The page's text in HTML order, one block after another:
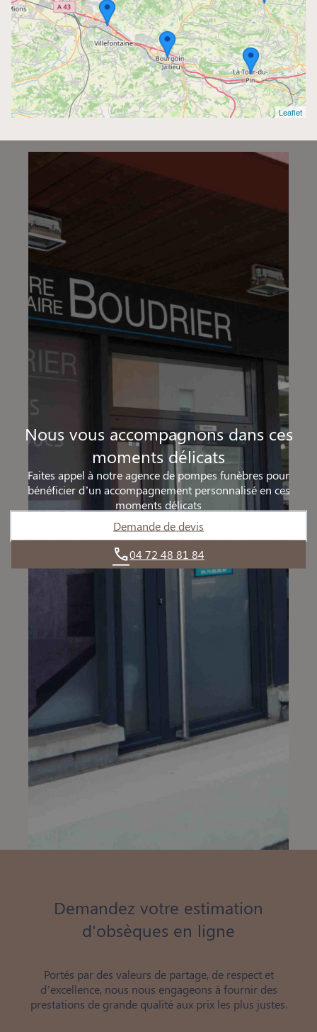
4.8/5(98 avis)
04 81 61 04 20
695, Rue de la République - 38290 - La Verpillière
Centre Funéraire Boudrier - Bourgoin-Jallieu
4.6/5(442 avis)
04 74 28 22 44
Leaflet
Nous vous accompagnons dans ces
moments délicats
Faites appel à notre agence de pompes funèbres pour
bénéficier d’un accompagnement personnalisé en ces
moments délicats
Demande de devis
04 72 48 81 84
Demandez votre estimation
d'obsèques en ligne
Portés par des valeurs de partage, de respect et
d’excellence, nous nous engageons à fournir des
prestations de grande qualité aux prix les plus justes.